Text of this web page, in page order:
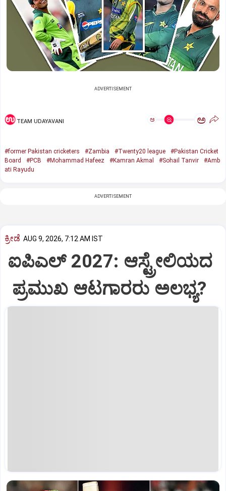
ADVERTISEMENT
TEAM UDAYAVANI ಅ ಅ
#former Pakistan cricketers #Zambia #Twenty20 league
#Pakistan Cricket
Board
#PCB #Mohammad Hafeez #Kamran Akmal #Sohail Tanvir
#Amb
ati Rayudu
ADVERTISEMENT
ಕ್ರೀಡೆ AUG 9, 2026, 7:12 AM IST
ಐಪಿಎಲ್‌ 2027: ಆಸ್ಟ್ರೇಲಿಯದ
ಪ್ರಮುಖ ಆಟಗಾರರು ಅಲಭ್ಯ?